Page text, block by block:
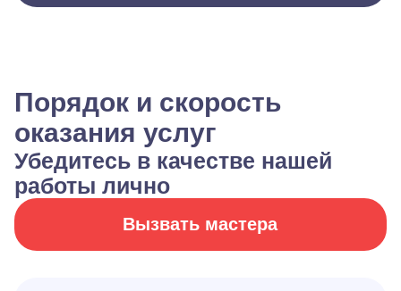
Порядок и скорость
оказания услуг
Убедитесь в качестве нашей
работы лично
Вызвать мастера